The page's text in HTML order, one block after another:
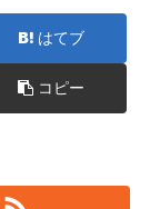
はてブ
コピー